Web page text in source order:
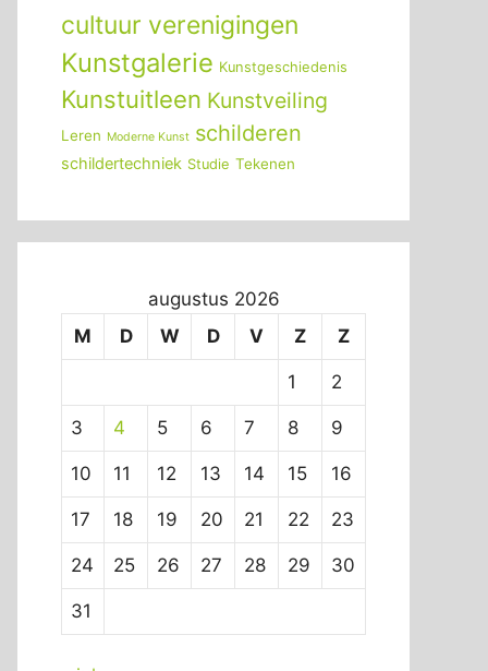
cultuur verenigingen
Kunstgalerie Kunstgeschiedenis
Kunstuitleen Kunstveiling
Leren Moderne Kunst schilderen
schildertechniek Studie Tekenen
augustus 2026
M
D W D V Z Z
1 2
3 4 5 6 7 8 9
10 11 12 13 14 15 16
17 18 19 20 21 22 23
24 25 26 27 28 29 30
31